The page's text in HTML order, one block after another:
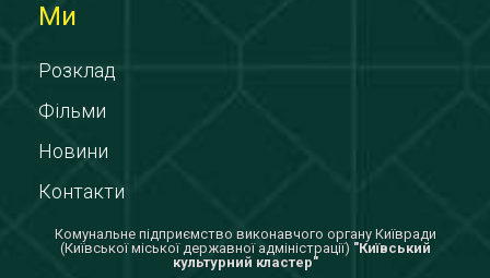
Ми
Розклад
Фільми
Новини
Контакти
Комунальне підприємство виконавчого органу Київради
(Київської міської державної адміністрації) "Київський
культурний кластер"